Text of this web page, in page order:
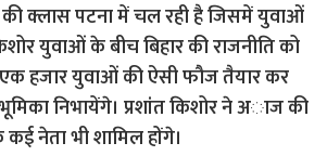
की क्लास पटना में चल रही है जिसमें युवाओं
युवाओं के बीच बिहार की राजनीति को
हजार युवाओं की ऐसी फौज तैयार कर
निभायेंगे। प्रशांत किशोर ने अाज की
नेता भी शामिल होंगे।